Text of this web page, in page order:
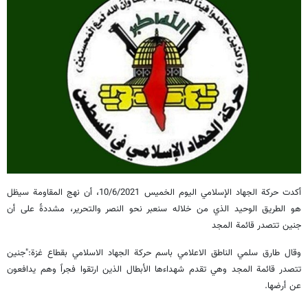
أكدت حركة الجهاد الإسلامي اليوم الخميس 10/6/2021، أن نهج المقاومة سيظل
هو الطريق الوحيد الذي من خلاله سنعبر نحو النصر والتحرير، مشددةً على أن
جنين تتصدر قائمة المجد
وقال طارق سلمي الناطق الاعلامي باسم حركة الجهاد الاسلامي بقطاع غزة:"جنين
تتصدر قائمة المجد وهي تقدم شهداءها الأبطال الذين ارتقوا فجراً وهم يدافعون
عن أرضها.